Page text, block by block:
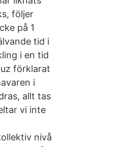
följer
på 1
tid i
i en tid
förklarat
i
allt tas
vi inte
nivå